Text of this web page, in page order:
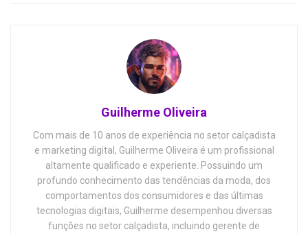
Guilherme Oliveira
Com mais de 10 anos de experiência no setor calçadista
e marketing digital, Guilherme Oliveira é um profissional
altamente qualificado e experiente. Possuindo um
profundo conhecimento das tendências da moda, dos
comportamentos dos consumidores e das últimas
tecnologias digitais, Guilherme desempenhou diversas
funções no setor calçadista, incluindo gerente de